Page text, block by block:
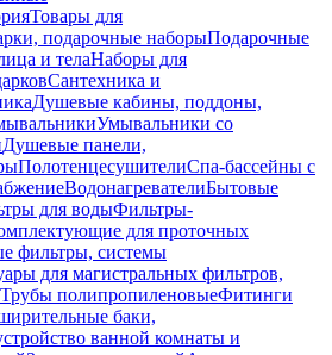
Товары для
подарочные наборыПодарочные
и телаНаборы для
Сантехника и
Душевые кабины, поддоны,
Умывальники со
Душевые панели,
ПолотенцесушителиСпа-бассейны с
ВодонагревателиБытовые
для водыФильтры-
для проточных
фильтры, системы
для магистральных фильтров,
Трубы полипропиленовыеФитинги
баки,
ванной комнаты и